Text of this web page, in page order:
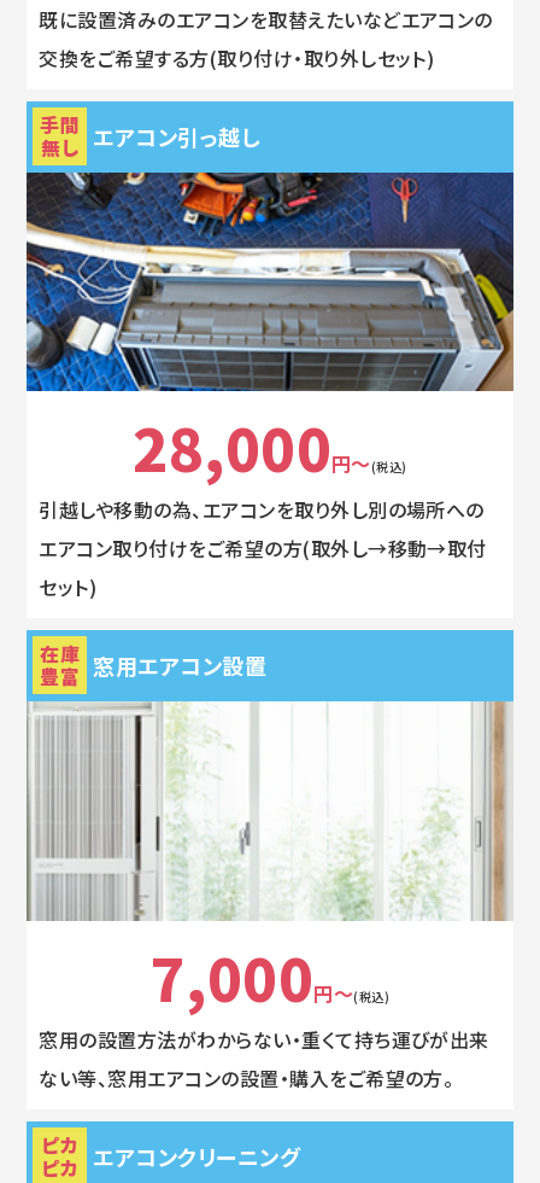
既に設置済みのエアコンを取替えたいなどエアコンの
交換をご希望する方(取り付け・取り外しセット)
手間
無し エアコン引っ越し
28,000円～(税込)
引越しや移動の為、エアコンを取り外し別の場所への
エアコン取り付けをご希望の方(取外し→移動→取付
セット)
在庫
豊富 窓用エアコン設置
7,000円～(税込)
窓用の設置方法がわからない・重くて持ち運びが出来
ない等、窓用エアコンの設置・購入をご希望の方。
ピカ
ピカ エアコンクリーニング